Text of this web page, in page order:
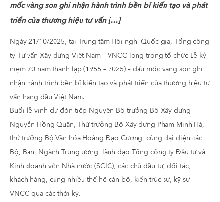
mốc vàng son ghi nhận hành trình bền bỉ kiến tạo và phát
triển của thương hiệu tư vấn […]
Ngày 21/10/2025, tại Trung tâm Hội nghị Quốc gia, Tổng công
ty Tư vấn Xây dựng Việt Nam – VNCC long trọng tổ chức Lễ kỷ
niệm 70 năm thành lập (1955 – 2025) – dấu mốc vàng son ghi
nhận hành trình bền bỉ kiến tạo và phát triển của thương hiệu tư
vấn hàng đầu Việt Nam.
Buổi lễ vinh dự đón tiếp Nguyên Bộ trưởng Bộ Xây dựng
Nguyễn Hồng Quân, Thứ trưởng Bộ Xây dựng Phạm Minh Hà,
thứ trưởng Bộ Văn hóa Hoàng Đạo Cương, cùng đại diện các
Bộ, Ban, Ngành Trung ương, lãnh đạo Tổng công ty Đầu tư và
Kinh doanh vốn Nhà nước (SCIC), các chủ đầu tư, đối tác,
khách hàng, cùng nhiều thế hệ cán bộ, kiến trúc sư, kỹ sư
VNCC qua các thời kỳ.